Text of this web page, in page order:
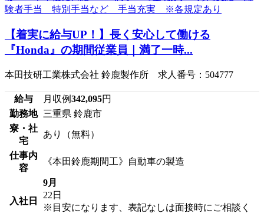
【着実に給与UP！】長く安心して働ける
『Honda』の期間従業員｜満了一時...
本田技研工業株式会社 鈴鹿製作所 求人番号：504777
給与 月収例342,095円
勤務地 三重県 鈴鹿市
寮・社
宅
あり（無料）
仕事内
容
《本田鈴鹿期間工》自動車の製造
入社日
9月
22日
※目安になります、表記なしは面接時にご相談く